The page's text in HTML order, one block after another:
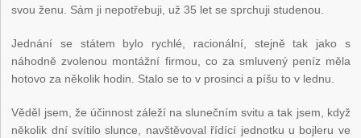
svou ženu. Sám ji nepotřebuji, už 35 let se sprchuji studenou.
Jednání se státem bylo rychlé, racionální, stejně tak jako s
náhodně zvolenou montážní firmou, co za smluvený peníz měla
hotovo za několik hodin. Stalo se to v prosinci a píšu to v lednu.
Věděl jsem, že účinnost záleží na slunečním svitu a tak jsem, když
několik dní svítilo slunce, navštěvoval řídící jednotku u bojleru ve